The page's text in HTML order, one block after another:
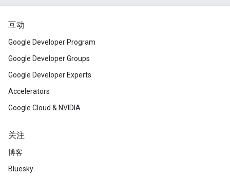
互动
Google Developer Program
Google Developer Groups
Google Developer Experts
Accelerators
Google Cloud & NVIDIA
关注
博客
Bluesky